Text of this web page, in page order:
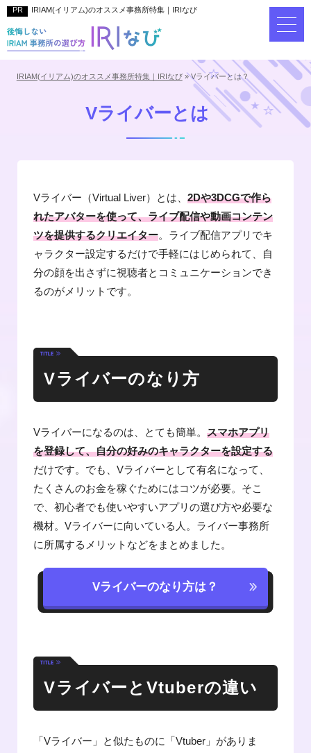
IRIAM(イリアム)のオススメ事務所特集｜IRIなび
IRIAM(イリアム)のオススメ事務所特集｜IRIなび»Vライバーとは？
Vライバーとは
Vライバー（Virtual Liver）とは、2Dや3DCGで作ら
れたアバターを使って、ライブ配信や動画コンテン
ツを提供するクリエイター。ライブ配信アプリでキ
ャラクター設定するだけで手軽にはじめられて、自
分の顔を出さずに視聴者とコミュニケーションでき
るのがメリットです。
Vライバーのなり方
Vライバーになるのは、とても簡単。スマホアプリ
を登録して、自分の好みのキャラクターを設定する
だけです。でも、Vライバーとして有名になって、
たくさんのお金を稼ぐためにはコツが必要。そこ
で、初心者でも使いやすいアプリの選び方や必要な
機材。Vライバーに向いている人。ライバー事務所
に所属するメリットなどをまとめました。
Vライバーのなり方は？
VライバーとVtuberの違い
「Vライバー」と似たものに「Vtuber」がありま